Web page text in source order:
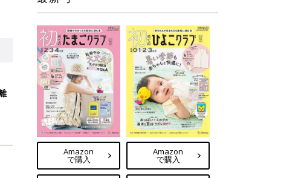
Amazon
で購入
Amazon
で購入